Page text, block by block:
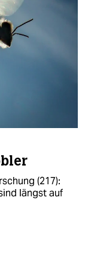
(217):
längst auf